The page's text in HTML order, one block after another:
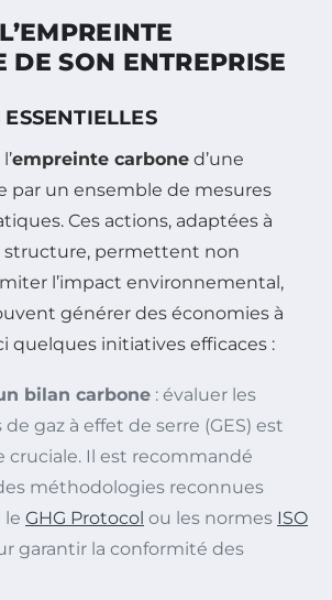
DE SON ENTREPRISE
empreinte carbone d’une
par un ensemble de mesures
Ces actions, adaptées à
structure, permettent non
l’impact environnemental,
générer des économies à
quelques initiatives efficaces :
bilan carbone : évaluer les
gaz à effet de serre (GES) est
cruciale. Il est recommandé
méthodologies reconnues
le GHG Protocol ou les normes ISO
garantir la conformité des